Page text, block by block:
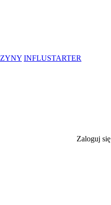
INFLUSTARTER
Zaloguj się